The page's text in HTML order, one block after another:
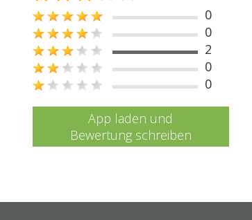
0
0
2
0
0
App laden und
Bewertung schreiben